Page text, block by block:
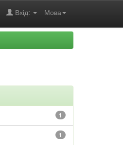
Мова
Вхід:
1
1